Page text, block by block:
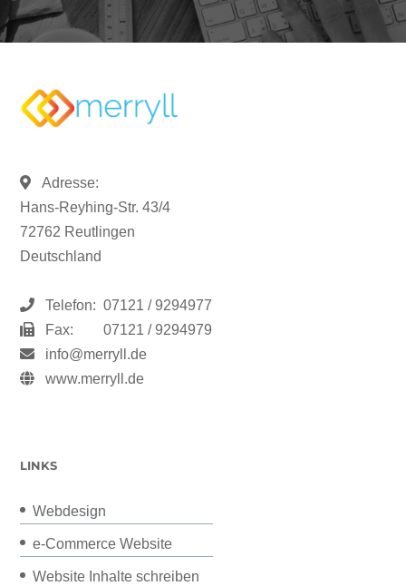
Adresse:
Hans-Reyhing-Str. 43/4
72762 Reutlingen
Deutschland
Telefon: 07121 / 9294977
Fax:
07121 / 9294979
info@merryll.de
www.merryll.de
LINKS
Webdesign
e-Commerce Website
Website Inhalte schreiben